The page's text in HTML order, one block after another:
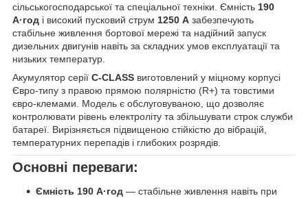
сільськогосподарської та спеціальної техніки. Ємність 190
А·год і високий пусковий струм 1250 А забезпечують
стабільне живлення бортової мережі та надійний запуск
дизельних двигунів навіть за складних умов експлуатації та
низьких температур.
Акумулятор серії C-CLASS виготовлений у міцному корпусі
Євро-типу з правою прямою полярністю (R+) та товстими
євро-клемами. Модель є обслуговуваною, що дозволяє
контролювати рівень електроліту та збільшувати строк служби
батареї. Вирізняється підвищеною стійкістю до вібрацій,
температурних перепадів і глибоких розрядів.
Основні переваги:
Ємність 190 А·год — стабільне живлення навіть при